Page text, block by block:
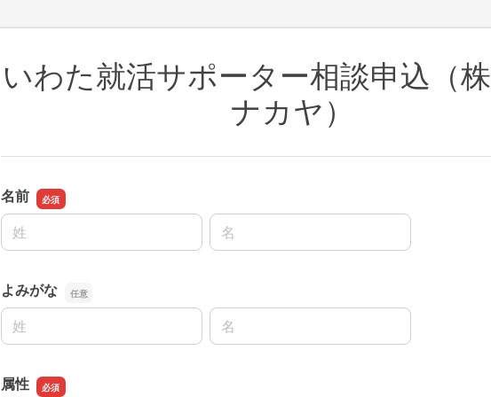
いわた就活サポーター相談申込（
ナカヤ）
名前
名前の姓
名前の名
よみがな
名前の姓
名前の名
属性